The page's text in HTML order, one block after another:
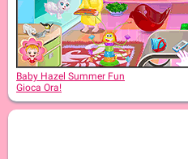
Baby Hazel: Newborn Vaccination
Baby Hazel Summer Fun
Gioca Ora!